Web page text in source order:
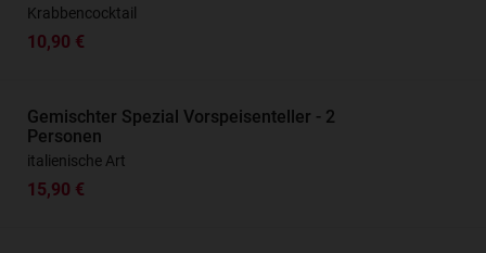
Krabbencocktail
10,90 €
Gemischter Spezial Vorspeisenteller - 2
Personen
italienische Art
15,90 €